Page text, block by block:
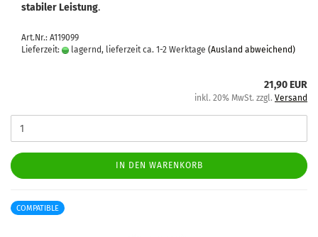
sta­bi­ler Leis­tung.
Art.Nr.: A119099
Lieferzeit:
lagernd, lieferzeit ca. 1-2 Werktage (Ausland abweichend)
21,90 EUR
inkl. 20% MwSt. zzgl. Versand
IN DEN WARENKORB
COMPATIBLE